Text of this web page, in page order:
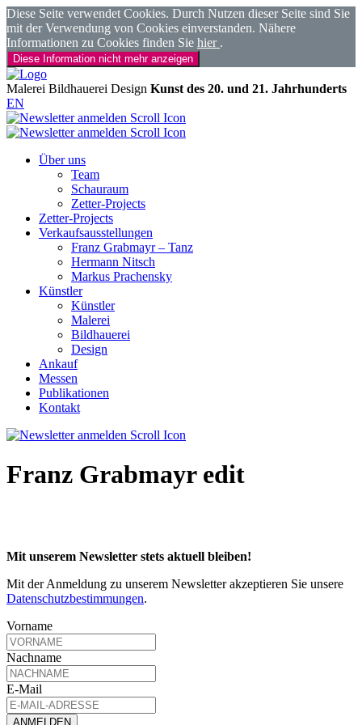
Diese Seite verwendet Cookies. Durch Nutzen dieser Seite sind Sie
mit der Verwendung von Cookies einverstanden. Nähere
Informationen zu Cookies finden Sie hier .
Diese Information nicht mehr anzeigen
Malerei Bildhauerei Design Kunst des 20. und 21. Jahrhunderts
EN
Über uns
Team
Schauraum
Zetter-Projects
Zetter-Projects
Verkaufsausstellungen
Franz Grabmayr – Tanz
Hermann Nitsch
Markus Prachensky
Künstler
Künstler
Malerei
Bildhauerei
Design
Ankauf
Messen
Publikationen
Kontakt
Franz Grabmayr edit
Mit unserem Newsletter stets aktuell bleiben!
Mit der Anmeldung zu unserem Newsletter akzeptieren Sie unsere
Datenschutzbestimmungen.
Vorname
Nachname
E-Mail